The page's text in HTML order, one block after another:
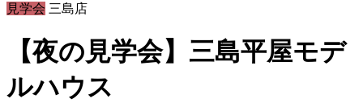
見学会 三島店
【夜の見学会】三島平屋モデ
ルハウス